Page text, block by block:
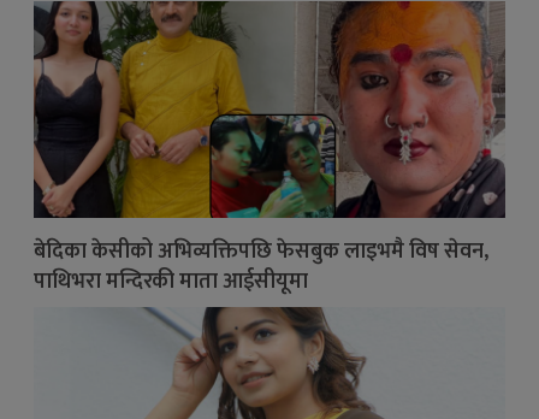
बेदिका केसीको अभिव्यक्तिपछि फेसबुक लाइभमै विष सेवन,
पाथिभरा मन्दिरकी माता आईसीयूमा